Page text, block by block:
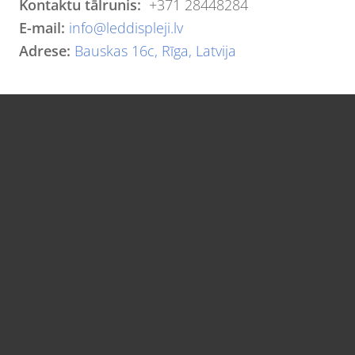
Kontaktu tālrunis: +371 28448284
E-mail: info@leddispleji.lv
Adrese: Bauskas 16c, Rīga, Latvija